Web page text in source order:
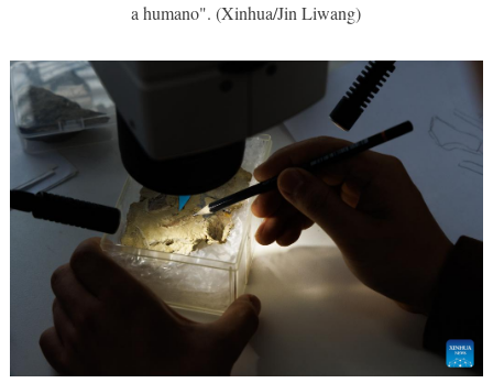
a humano". (Xinhua/Jin Liwang)